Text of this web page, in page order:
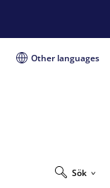
Other languages
Sök